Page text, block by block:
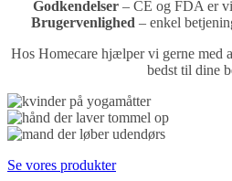
Godkendelser– CE og FDA er
Brugervenlighed – enkel
Hos Homecare hjælper vi gerne med
bedst til dine
Se vores produkter